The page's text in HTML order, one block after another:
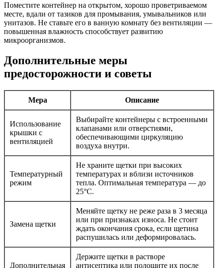
Поместите контейнер на открытом, хорошо проветриваемом
месте, вдали от тазиков для промывания, умывальников или
унитазов. Не ставьте его в ванную комнату без вентиляции —
повышенная влажность способствует развитию
микроорганизмов.
Дополнительные меры
предосторожности и советы
Мера Описание
Использование
крышки с
вентиляцией
Выбирайте контейнеры с встроенными
клапанами или отверстиями,
обеспечивающими циркуляцию
воздуха внутри.
Температурный
режим
Не храните щетки при высоких
температурах и вблизи источников
тепла. Оптимальная температура — до
25°C.
Замена щетки
Меняйте щетку не реже раза в 3 месяца
или при признаках износа. Не стоит
ждать окончания срока, если щетина
распушилась или деформировалась.
Дополнительная
Держите щетки в растворе
антисептика или полощите их после